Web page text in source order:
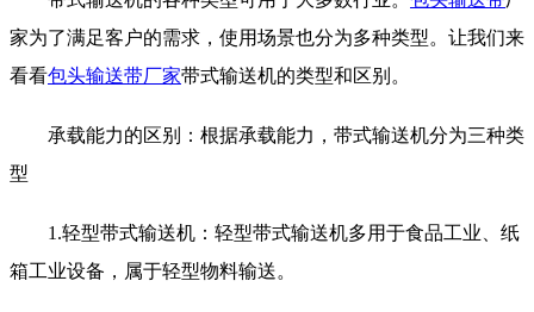
家为了满足客户的需求，使用场景也分为多种类型。让我们来
看看包头输送带厂家带式输送机的类型和区别。
承载能力的区别：根据承载能力，带式输送机分为三种类
型
1.轻型带式输送机：轻型带式输送机多用于食品工业、纸
箱工业设备，属于轻型物料输送。